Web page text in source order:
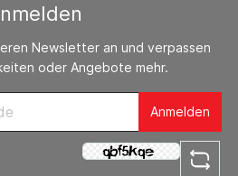
Newsletter an und verpassen
oder Angebote mehr.
Anmelden